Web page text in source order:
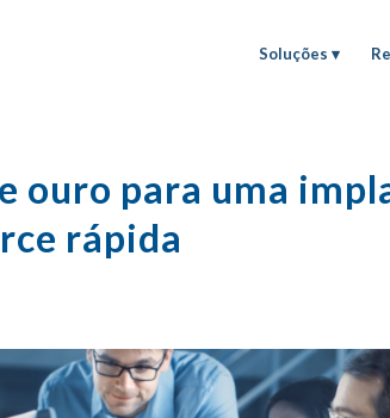
Soluções
ouro para uma
rápida